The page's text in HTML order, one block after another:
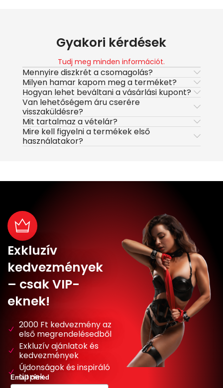
Gyakori kérdések
Tudj meg minden információt.
Mennyire diszkrét a csomagolás?
Milyen hamar kapom meg a terméket?
Hogyan lehet beváltani a vásárlási kupont?
Van lehetőségem áru cserére
visszaküldésre?
Mit tartalmaz a vételár?
Mire kell figyelni a termékek első
használatakor?
Exkluzív
kedvezmények
– csak VIP-
eknek!
2000 Ft kedvezmény az
első megrendelésedből
Exkluzív ajánlatok és
kedvezmények
Újdonságok és inspiráló
tippek
Email címed